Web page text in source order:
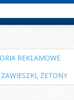
REKLAMOWE
ŻETONY